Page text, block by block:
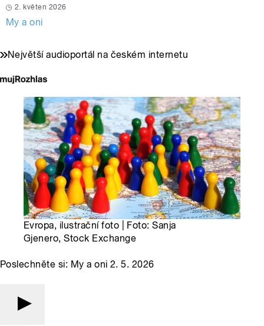
2. květen 2026
My a oni
Největší audioportál na českém internetu
Evropa, ilustrační foto | Foto: Sanja
Gjenero, Stock Exchange
Poslechněte si: My a oni 2. 5. 2026